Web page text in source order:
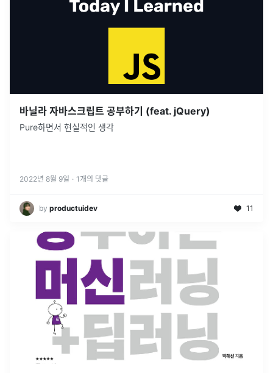
바닐라 자바스크립트 공부하기 (feat. jQuery)
Pure하면서 현실적인 생각
2022년 8월 9일 · 1 개의 댓글
by productuidev 11